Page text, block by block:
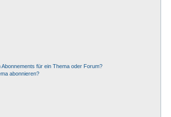
für ein Thema oder Forum?
abonnieren?